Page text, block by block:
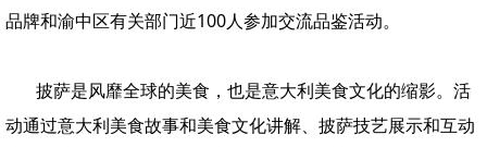
品牌和渝中区有关部门近100人参加交流品鉴活动。
披萨是风靡全球的美食，也是意大利美食文化的缩影。活
动通过意大利美食故事和美食文化讲解、披萨技艺展示和互动